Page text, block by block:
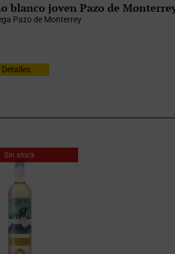
blanco joven Pazo de
Pazo de Monterrey
Detalles
Sin stock